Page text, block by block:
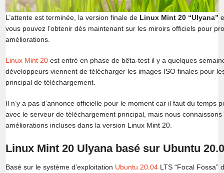
L’attente est terminée, la version finale de Linux Mint 20 “Ulyana”
vous pouvez l’obtenir dès maintenant sur les miroirs officiels pour
améliorations.
Linux Mint 20 est entré en phase de bêta-test il y a quelques
développeurs viennent de télécharger les images ISO finales pour
principal de téléchargement.
Il n’y a pas d’annonce officielle pour le moment car il faut du temps
avec le serveur de téléchargement principal, mais nous
améliorations incluses dans la version Linux Mint 20.
Linux Mint 20 Ulyana basé sur Ubuntu
Basé sur le système d’exploitation Ubuntu 20.04 LTS “Focal Fossa”